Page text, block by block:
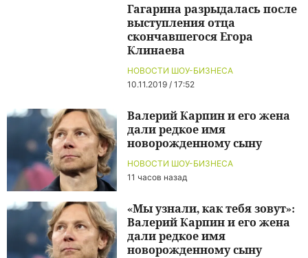
НОВОСТИ ШОУ-БИЗНЕСА
10.11.2019 / 17:52
Гагарина разрыдалась после
выступления отца
скончавшегося Егора
Клинаева
НОВОСТИ ШОУ-БИЗНЕСА
11 часов назад
Валерий Карпин и его жена
дали редкое имя
новорожденному сыну
«Мы узнали, как тебя зовут»:
Валерий Карпин и его жена
дали редкое имя
новорожденному сыну